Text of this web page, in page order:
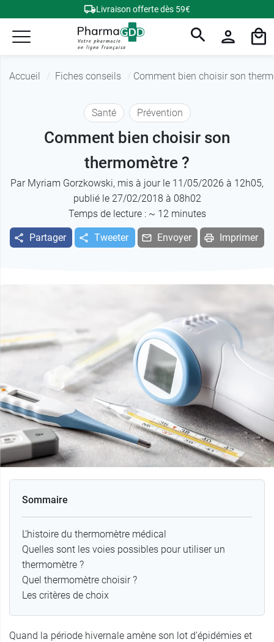
Livraison offerte dès 59€
Accueil Fiches conseils Comment bien choisir son
Santé Prévention
Comment bien choisir son
thermomètre ?
Par Myriam Gorzkowski, mis à jour le 11/05/2026 à 12h05,
publié le 27/02/2018 à 08h02
Temps de lecture : ~ 12minutes
Partager Tweeter Envoyer Imprimer
Sommaire
L’histoire du thermomètre médical
Quelles sont les voies possibles pour utiliser un
thermomètre ?
Quel thermomètre choisir ?
Les critères de choix
Quand la période hivernale amène son lot d’épidémies et